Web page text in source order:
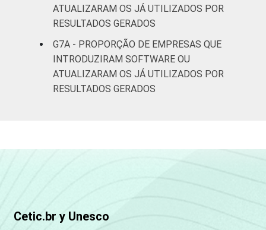
ATUALIZARAM OS JÁ UTILIZADOS POR
RESULTADOS GERADOS
G7A - PROPORÇÃO DE EMPRESAS QUE
INTRODUZIRAM SOFTWARE OU
ATUALIZARAM OS JÁ UTILIZADOS POR
RESULTADOS GERADOS
Cetic.br y Unesco